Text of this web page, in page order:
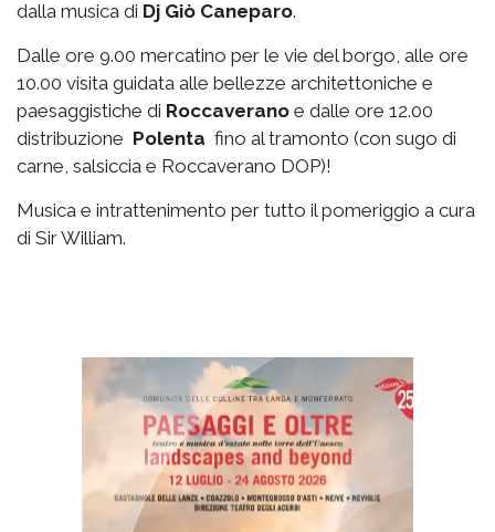
dalla musica di Dj Giò Caneparo.
Dalle ore 9.00 mercatino per le vie del borgo, alle ore
10.00 visita guidata alle bellezze architettoniche e
paesaggistiche di Roccaverano e dalle ore 12.00
distribuzione Polenta fino al tramonto (con sugo di
carne, salsiccia e Roccaverano DOP)!
Musica e intrattenimento per tutto il pomeriggio a cura
di Sir William.